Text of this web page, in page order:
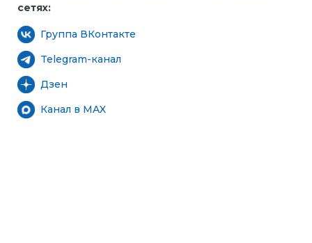
сетях:
Группа ВКонтакте
Telegram-канал
Дзен
Канал в MAX